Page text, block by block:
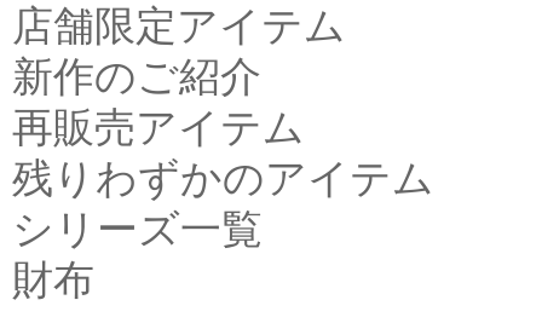
店舗限定アイテム
新作のご紹介
再販売アイテム
残りわずかのアイテム
シリーズ一覧
財布